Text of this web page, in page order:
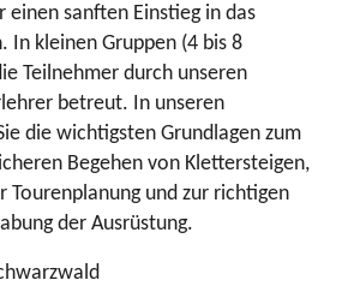
einen sanften Einstieg in das
In kleinen Gruppen (4 bis 8
Teilnehmer durch unseren
betreut. In unseren
die wichtigsten Grundlagen zum
Begehen von Klettersteigen,
Tourenplanung und zur richtigen
der Ausrüstung.